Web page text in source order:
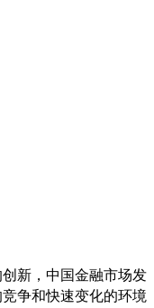
新，中国金融市场发
争和快速变化的环境